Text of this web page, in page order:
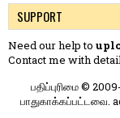
SUPPORT
Need our help to
Contact me with
பதிப்புரிமை ©
பாதுகாக்கப்பட்டவை.